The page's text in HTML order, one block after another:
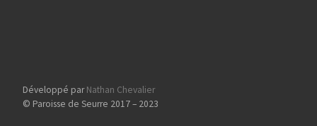
Développé parNathan Chevalier
© Paroisse de Seurre 2017 – 2023